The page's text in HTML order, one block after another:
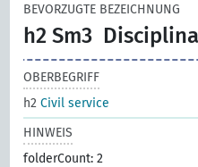
BEVORZUGTE BEZEICHNUNG
h2 Sm3
OBERBEGRIFF
h2Civil service
HINWEIS
folderCount: 2